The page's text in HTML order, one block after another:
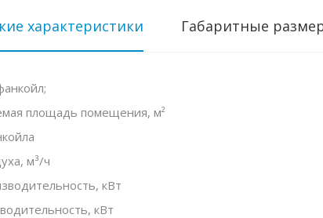
характеристики Габаритные
площадь помещения, м²
м³/ч
кВт
кВт